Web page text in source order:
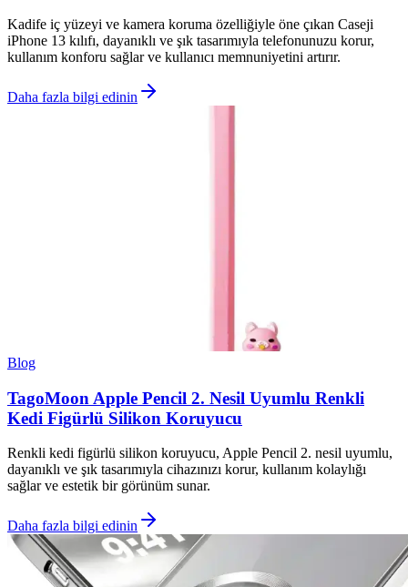
Kadife iç yüzeyi ve kamera koruma özelliğiyle öne çıkan Caseji
iPhone 13 kılıfı, dayanıklı ve şık tasarımıyla telefonunuzu korur,
kullanım konforu sağlar ve kullanıcı memnuniyetini artırır.
Daha fazla bilgi edinin
Blog
TagoMoon Apple Pencil 2. Nesil Uyumlu Renkli
Kedi Figürlü Silikon Koruyucu
Renkli kedi figürlü silikon koruyucu, Apple Pencil 2. nesil uyumlu,
dayanıklı ve şık tasarımıyla cihazınızı korur, kullanım kolaylığı
sağlar ve estetik bir görünüm sunar.
Daha fazla bilgi edinin